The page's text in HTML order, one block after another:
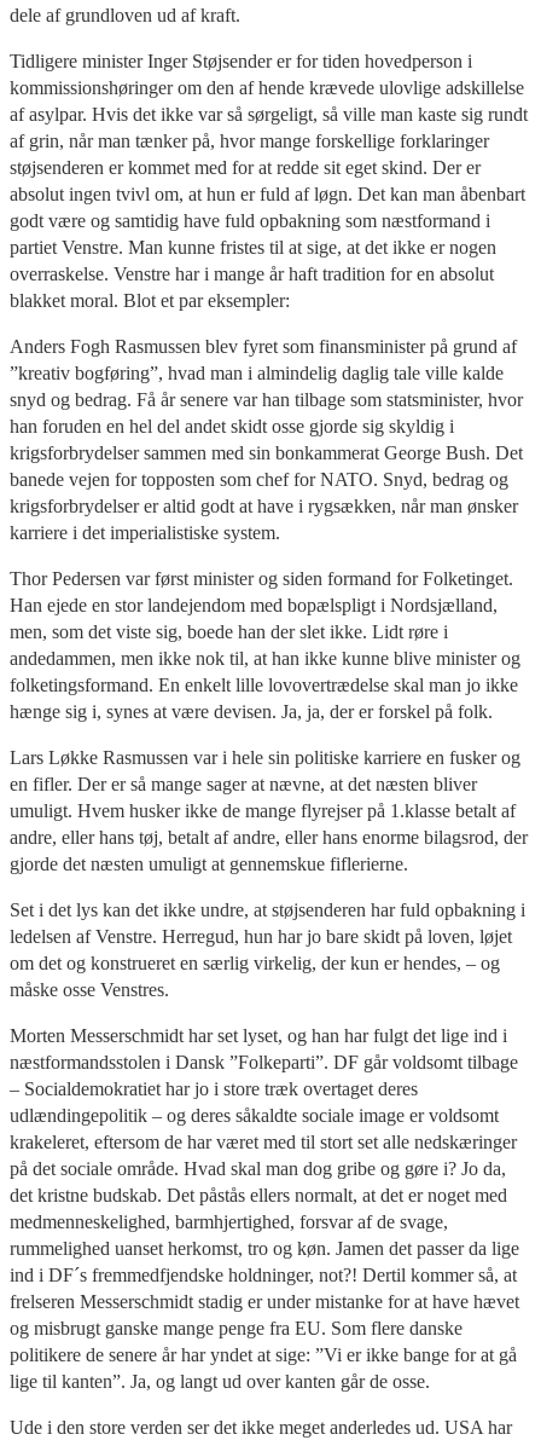
dele af grundloven ud af kraft.
Tidligere minister Inger Støjsender er for tiden hovedperson i
kommissionshøringer om den af hende krævede ulovlige adskillelse
af asylpar. Hvis det ikke var så sørgeligt, så ville man kaste sig rundt
af grin, når man tænker på, hvor mange forskellige forklaringer
støjsenderen er kommet med for at redde sit eget skind. Der er
absolut ingen tvivl om, at hun er fuld af løgn. Det kan man åbenbart
godt være og samtidig have fuld opbakning som næstformand i
partiet Venstre. Man kunne fristes til at sige, at det ikke er nogen
overraskelse. Venstre har i mange år haft tradition for en absolut
blakket moral. Blot et par eksempler:
Anders Fogh Rasmussen blev fyret som finansminister på grund af
”kreativ bogføring”, hvad man i almindelig daglig tale ville kalde
snyd og bedrag. Få år senere var han tilbage som statsminister, hvor
han foruden en hel del andet skidt osse gjorde sig skyldig i
krigsforbrydelser sammen med sin bonkammerat George Bush. Det
banede vejen for topposten som chef for NATO. Snyd, bedrag og
krigsforbrydelser er altid godt at have i rygsækken, når man ønsker
karriere i det imperialistiske system.
Thor Pedersen var først minister og siden formand for Folketinget.
Han ejede en stor landejendom med bopælspligt i Nordsjælland,
men, som det viste sig, boede han der slet ikke. Lidt røre i
andedammen, men ikke nok til, at han ikke kunne blive minister og
folketingsformand. En enkelt lille lovovertrædelse skal man jo ikke
hænge sig i, synes at være devisen. Ja, ja, der er forskel på folk.
Lars Løkke Rasmussen var i hele sin politiske karriere en fusker og
en fifler. Der er så mange sager at nævne, at det næsten bliver
umuligt. Hvem husker ikke de mange flyrejser på 1.klasse betalt af
andre, eller hans tøj, betalt af andre, eller hans enorme bilagsrod, der
gjorde det næsten umuligt at gennemskue fiflerierne.
Set i det lys kan det ikke undre, at støjsenderen har fuld opbakning i
ledelsen af Venstre. Herregud, hun har jo bare skidt på loven, løjet
om det og konstrueret en særlig virkelig, der kun er hendes, – og
måske osse Venstres.
Morten Messerschmidt har set lyset, og han har fulgt det lige ind i
næstformandsstolen i Dansk ”Folkeparti”. DF går voldsomt tilbage
– Socialdemokratiet har jo i store træk overtaget deres
udlændingepolitik – og deres såkaldte sociale image er voldsomt
krakeleret, eftersom de har været med til stort set alle nedskæringer
på det sociale område. Hvad skal man dog gribe og gøre i? Jo da,
det kristne budskab. Det påstås ellers normalt, at det er noget med
medmenneskelighed, barmhjertighed, forsvar af de svage,
rummelighed uanset herkomst, tro og køn. Jamen det passer da lige
ind i DF´s fremmedfjendske holdninger, not?! Dertil kommer så, at
frelseren Messerschmidt stadig er under mistanke for at have hævet
og misbrugt ganske mange penge fra EU. Som flere danske
politikere de senere år har yndet at sige: ”Vi er ikke bange for at gå
lige til kanten”. Ja, og langt ud over kanten går de osse.
Ude i den store verden ser det ikke meget anderledes ud. USA har